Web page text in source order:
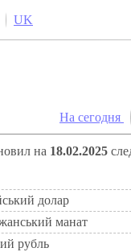
UK
На сегодня
на 18.02.2025
долар
манат
рубль